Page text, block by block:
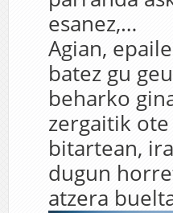
esanez,…
Agian,
batez gu
beharko
zergaitik
bitartean,
dugun
atzera